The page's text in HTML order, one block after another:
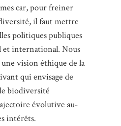
car, pour freiner
il faut mettre
politiques publiques
et international. Nous
vision éthique de la
qui envisage de
biodiversité
évolutive au-
intérêts.